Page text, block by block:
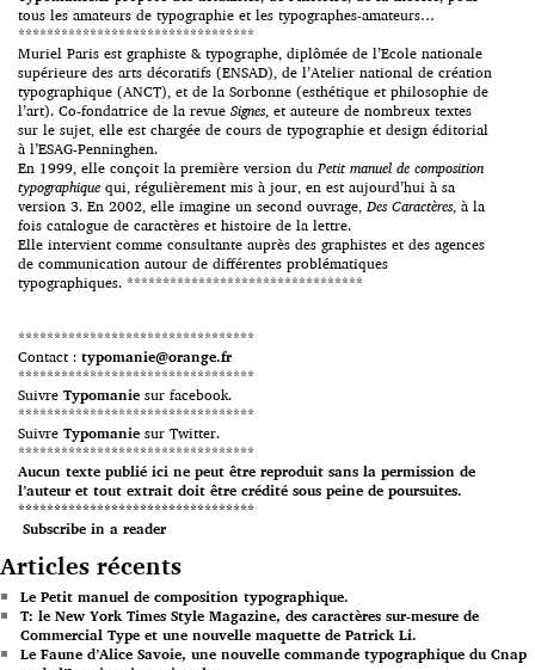
tous les amateurs de typographie et les typographes-amateurs…
*********************************
Muriel Paris est graphiste & typographe, diplômée de l’Ecole nationale
supérieure des arts décoratifs (ENSAD), de l’Atelier national de création
typographique (ANCT), et de la Sorbonne (esthétique et philosophie de
l’art). Co-fondatrice de la revue Signes, et auteure de nombreux textes
sur le sujet, elle est chargée de cours de typographie et design éditorial
à l’ESAG-Penninghen.
En 1999, elle conçoit la première version duPetit manuel de composition
typographique qui, régulièrement mis à jour, en est aujourd’hui à sa
version 3. En 2002, elle imagine un second ouvrage, Des Caractères, à la
fois catalogue de caractères et histoire de la lettre.
Elle intervient comme consultante auprès des graphistes et des agences
de communication autour de différentes problématiques
typographiques. *********************************
*********************************
Contact : typomanie@orange.fr
*********************************
Suivre Typomanie sur facebook.
*********************************
Suivre Typomanie sur Twitter.
*********************************
Aucun texte publié ici ne peut être reproduit sans la permission de
l’auteur et tout extrait doit être crédité sous peine de poursuites.
*********************************
Subscribe in a reader
Articles récents
Le Petit manuel de composition typographique.
T: le New York Times Style Magazine, des caractères sur-mesure de
Commercial Type et une nouvelle maquette de Patrick Li.
Le Faune d’Alice Savoie, une nouvelle commande typographique du Cnap